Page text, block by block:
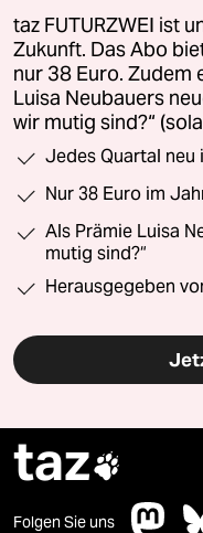
taz FUTURZWEI ist
Zukunft. Das Abo
nur 38 Euro. Zudem
Luisa Neubauers
wir mutig sind?“
Jedes Quartal neu
Nur 38 Euro im
Als Prämie Luisa
mutig sind?“
Herausgegeben
taz
Folgen Sie uns